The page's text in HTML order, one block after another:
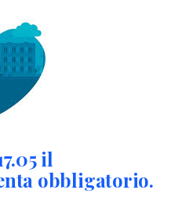
il
obbligatorio.